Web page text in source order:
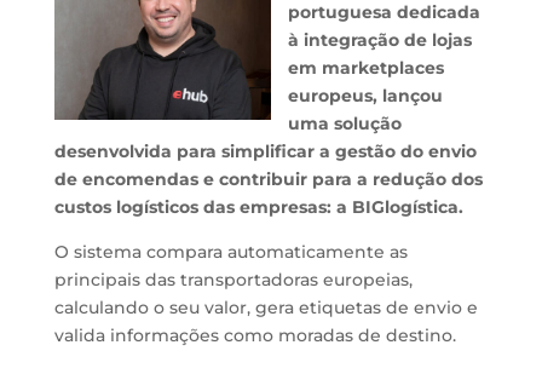
portuguesa dedicada
à integração de lojas
em marketplaces
europeus, lançou
uma solução
desenvolvida para simplificar a gestão do envio
de encomendas e contribuir para a redução dos
custos logísticos das empresas: a BIGlogística.
O sistema compara automaticamente as
principais das transportadoras europeias,
calculando o seu valor, gera etiquetas de envio e
valida informações como moradas de destino.